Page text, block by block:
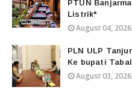
PTUN
Listrik*
August 04, 2026
PLN ULP
Ke bupati
August 03, 2026